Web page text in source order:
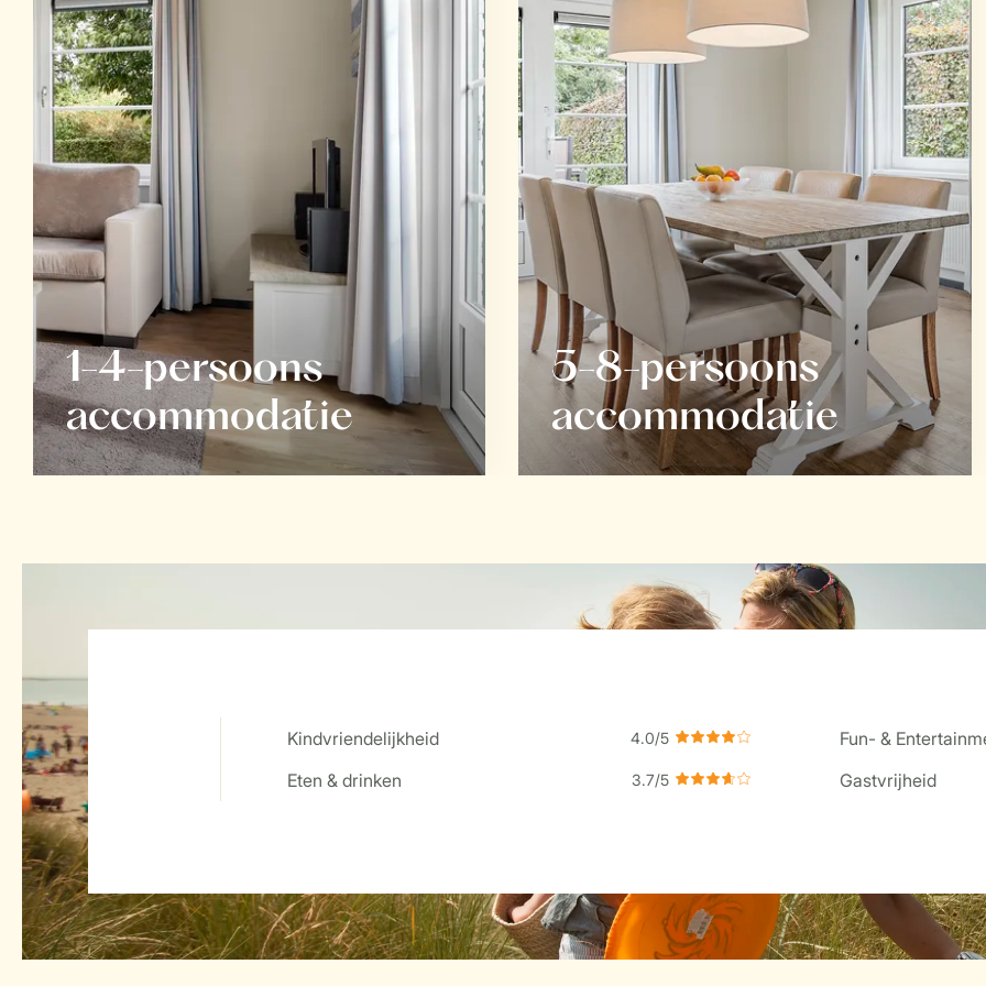
1-4-persoons
accommodatie
5-8-persoons
accommodatie
Kindvriendelijkheid
Fun- &
Eten & drinken
Gastvrijheid